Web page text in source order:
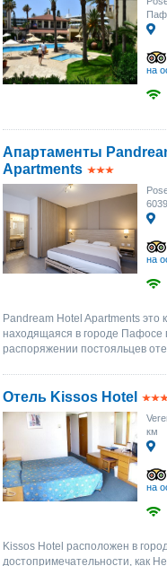
на
Апартаменты
Apartments
на
Pandream Hotel Apartments это
находящаяся в городе Пафосе
распоряжении постояльцев
Отель Kissos Hotel
км
на
Kissos Hotel расположен в
достопримечательности, как